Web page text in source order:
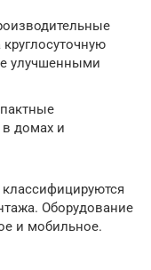
улучшенными
домах и
Оборудование
и мобильное.